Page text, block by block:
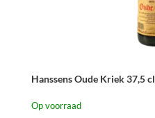
Hanssens Oude Kriek 37,5 cl
Op voorraad